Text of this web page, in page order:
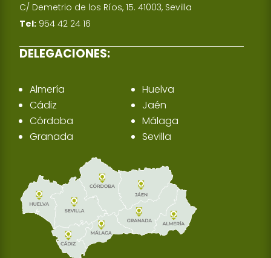
C/ Demetrio de los Ríos, 15. 41003, Sevilla
Tel: 954 42 24 16
DELEGACIONES:
Almería
Cádiz
Córdoba
Granada
Huelva
Jaén
Málaga
Sevilla